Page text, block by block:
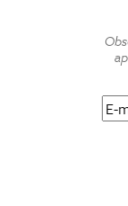
E-
mail